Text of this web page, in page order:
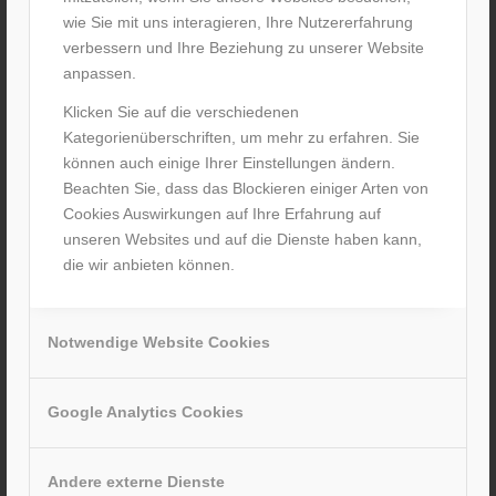
wie Sie mit uns interagieren, Ihre Nutzererfahrung
verbessern und Ihre Beziehung zu unserer Website
anpassen.
Klicken Sie auf die verschiedenen
Kategorienüberschriften, um mehr zu erfahren. Sie
können auch einige Ihrer Einstellungen ändern.
Beachten Sie, dass das Blockieren einiger Arten von
Cookies Auswirkungen auf Ihre Erfahrung auf
unseren Websites und auf die Dienste haben kann,
die wir anbieten können.
Notwendige Website Cookies
Google Analytics Cookies
Andere externe Dienste
Förster Sommerfest 2024
11. Juni 2024 / vonM. Förster
Weiterlesen
Carbon-Schutzmaske für Skyliners-
Spieler